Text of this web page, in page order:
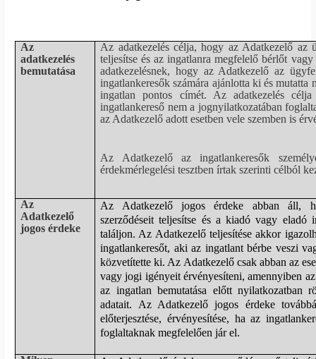
Az
adatkezelés
bemutatása
Az adatkezelés célja, hogy az Adatkezelő az
teljesítse és az ingatlanra megfelelő bérlőt
adatkezelésnek, hogy az Adatkezelő az
ingatlankeresők számára ajánlotta ki és mutatta
ingatlan pontos címét. Az adatkezelés
ingatlankereső nem a jognyilatkozatában
az Adatkezelő adott esetben vele szemben is
Az Adatkezelő az ingatlankeresők
érdekmérlegelési tesztben írtak szerinti célból
Az
Adatkezelő
jogos érdeke
Az Adatkezelő jogos érdeke abban áll,
szerződéseit teljesítse és a kiadó vagy eladó
találjon. Az Adatkezelő teljesítése akkor
ingatlankeresőt, aki az ingatlant bérbe veszi
közvetítette ki. Az Adatkezelő csak abban az
vagy jogi igényeit érvényesíteni, amennyiben
az ingatlan bemutatása előtt nyilatkozatban
adatait. Az Adatkezelő jogos érdeke
előterjesztése, érvényesítése, ha az
foglaltaknak megfelelően jár el.